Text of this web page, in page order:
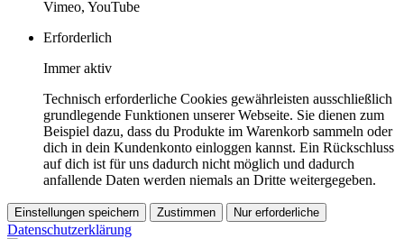
Vimeo, YouTube
Erforderlich
Immer aktiv
Technisch erforderliche Cookies gewährleisten ausschließlich
grundlegende Funktionen unserer Webseite. Sie dienen zum
Beispiel dazu, dass du Produkte im Warenkorb sammeln oder
dich in dein Kundenkonto einloggen kannst. Ein Rückschluss
auf dich ist für uns dadurch nicht möglich und dadurch
anfallende Daten werden niemals an Dritte weitergegeben.
Einstellungen speichern Zustimmen Nur erforderliche
Datenschutzerklärung